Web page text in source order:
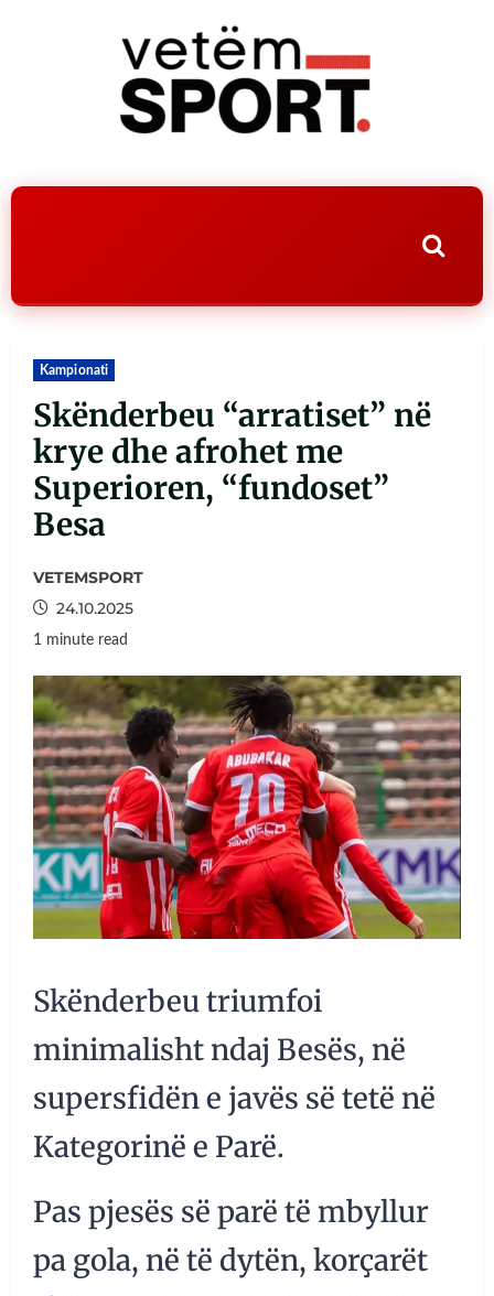
Kampionati
Skënderbeu “arratiset” në
krye dhe afrohet me
Superioren, “fundoset”
Besa
VETEMSPORT
24.10.2025
1 minute read
Skënderbeu triumfoi
minimalisht ndaj Besës, në
supersfidën e javës së tetë në
Kategorinë e Parë.
Pas pjesës së parë të mbyllur
pa gola, në të dytën, korçarët